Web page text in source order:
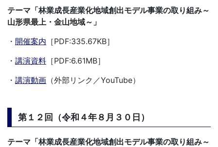
テーマ「林業成長産業化地域創出モデル事業の取り組み～
山形県最上・金山地域～」
・ 開催案内 ［PDF:335.67KB］
・ 講演資料 ［PDF:6.61MB］
・ 講演動画 （外部リンク／YouTube）
第１２回（令和４年８月３０日）
テーマ「林業成長産業化地域創出モデル事業の取り組み～